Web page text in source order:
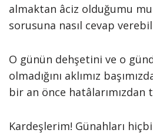
almaktan âciz olduğumu mu
sorusuna nasıl cevap
O günün dehşetini ve o
olmadığını aklımız
bir an önce hatâlarımızdan
Kardeşlerim! Günahları